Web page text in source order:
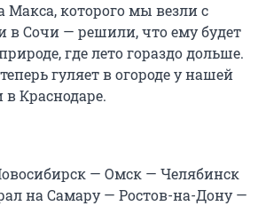
Макса, которого мы везли с
в Сочи — решили, что ему будет
где лето гораздо дольше.
гуляет в огороде у нашей
Краснодаре.
— Омск — Челябинск
на Самару — Ростов-на-Дону —